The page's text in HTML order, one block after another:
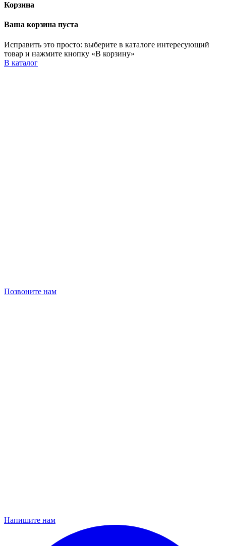
Корзина
Ваша корзина пуста
Исправить это просто: выберите в каталоге интересующий
товар и нажмите кнопку «В корзину»
В каталог
Позвоните нам
Напишите нам